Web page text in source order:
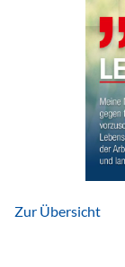
Zur Übersicht